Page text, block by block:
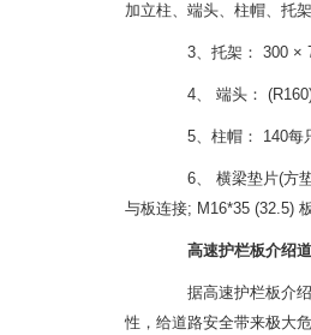
加立柱、端头、柱帽、托
3、托架： 300 ×
4、 端头：
5、柱帽： 140每
6、 横梁垫片(方垫
与板连接; M16*35 (32.5)
高速护栏板介绍
据高速护栏板介绍
性，给道路安全带来极大